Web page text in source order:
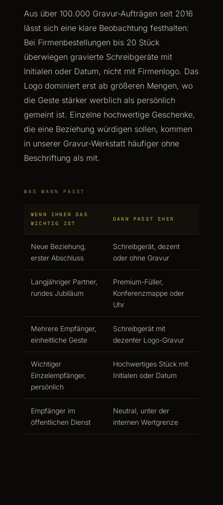
Aus über 100.000 Gravur-Aufträgen seit 2016
lässt sich eine klare Beobachtung festhalten:
Bei Firmenbestellungen bis 20 Stück
überwiegen gravierte Schreibgeräte mit
Initialen oder Datum, nicht mit Firmenlogo. Das
Logo dominiert erst ab größeren Mengen, wo
die Geste stärker werblich als persönlich
gemeint ist. Einzelne hochwertige Geschenke,
die eine Beziehung würdigen sollen, kommen
in unserer Gravur-Werkstatt häufiger ohne
Beschriftung als mit.
WAS WANN PASST
WENN IHNEN DAS
WICHTIG IST
DANN PASST EHER
Neue Beziehung,
erster Abschluss
Schreibgerät, dezent
oder ohne Gravur
Langjähriger Partner,
rundes Jubiläum
Premium-Füller,
Konferenzmappe oder
Uhr
Mehrere Empfänger,
einheitliche Geste
Schreibgerät mit
dezenter Logo-Gravur
Wichtiger
Einzelempfänger,
persönlich
Hochwertiges Stück mit
Initialen oder Datum
Empfänger im
öffentlichen Dienst
Neutral, unter der
internen Wertgrenze